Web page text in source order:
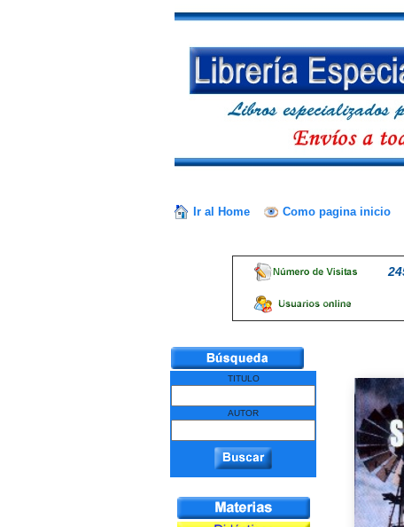
Ir al Home Como pagina inicio
TITULO
AUTOR